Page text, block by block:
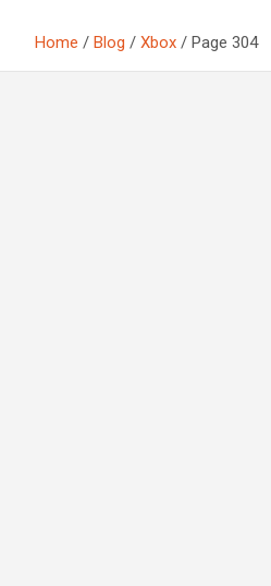
Home Blog Xbox Page 304